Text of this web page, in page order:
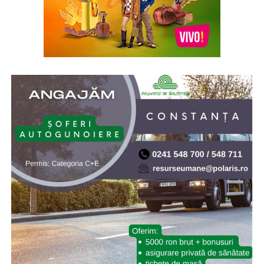
* Acum 21 de ani (2005), prin Hotărârea de Guvern nr.
902/2005, s-a aprobat înfiinţarea Institutului Naţional
pentru Studierea Holocaustului din România „Elie
Wiesel”. Elie (Eliezer) Wiesel (1928-2016) a fost evreu-
Holocaustului, scriitor, profesor, filozof, ziarist, eseist și
un activist în drepturile omului. Inaugurarea a avut loc
la 10.X.2005, cu ocazia celei de-a doua comemorări a
„Zilei Holocaustului din România”
* Cu 19 ani în urmă (2007) NASA a lansat sonda Phoenix
Mars Lander, care ulterior a găsit dovezi ale existenței
apei pe planeta Marte. Phoenix Mars Lander, pe scurt
Phoenix, este o navă-robot dedicată continuării misiunii
explorării spațiului, având ca țintă continuarea
explorării planetei Marte a sistemului nostru solar.
Misiunea Phoenix a fost lansată cu succes pe 4 august
2007 și a amartizat în ziua de 25 mai 2008. Programul ar